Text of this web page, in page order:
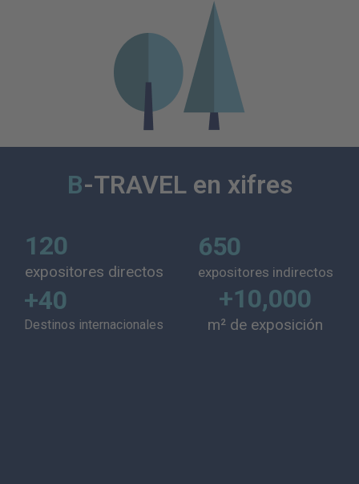
B-TRAVEL en xifres
expositores directos
120
expositores indirectos
650
Destinos internacionales
+40
m² de exposición
+10,000